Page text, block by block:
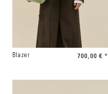
Blazer 700,00 € *